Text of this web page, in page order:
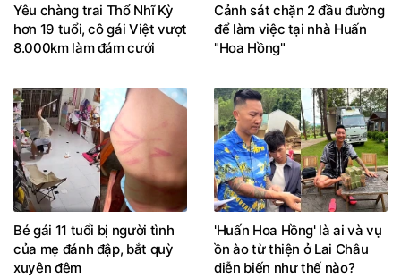
Yêu chàng trai Thổ Nhĩ Kỳ
hơn 19 tuổi, cô gái Việt vượt
8.000km làm đám cưới
Cảnh sát chặn 2 đầu đường
để làm việc tại nhà Huấn
"Hoa Hồng"
Bé gái 11 tuổi bị người tình
của mẹ đánh đập, bắt quỳ
xuyên đêm
'Huấn Hoa Hồng' là ai và vụ
ồn ào từ thiện ở Lai Châu
diễn biến như thế nào?